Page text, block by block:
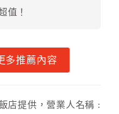
原訂單費用總計時，
飯店
扣除總計0%為手續費
值！
多推薦內容
店提供，營業人名稱 :